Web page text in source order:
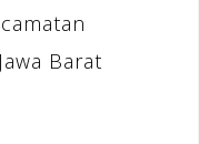
Barat